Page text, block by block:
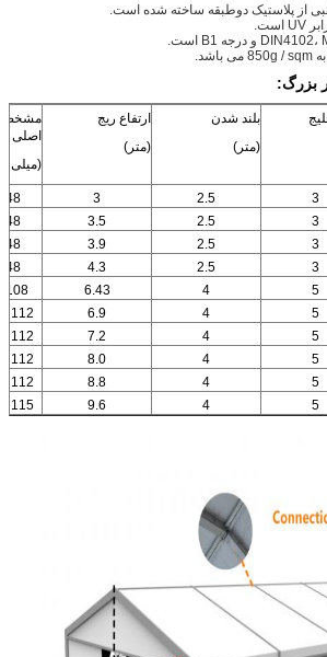
بزرگ:
بلند شدن
(متر)
ارتفاع ريج
(متر)
اصلی
(میلی
3
2.5
3
48 × 84 × 3
3
2.5
3.5
48 × 84 × 3
3
2.5
3.9
48 × 84 × 3
3
2.5
4.3
48 × 84 × 3
5
4
6.43
108 × 150 × 3
5
4
6.9
112 × 203 × 4.5
5
4
7.2
112 × 203 × 4.5
5
4
8.0
112 × 203 × 4.5
5
4
8.8
112 × 259 × 5.5
5
4
9.6
115 × 307 × 6.0